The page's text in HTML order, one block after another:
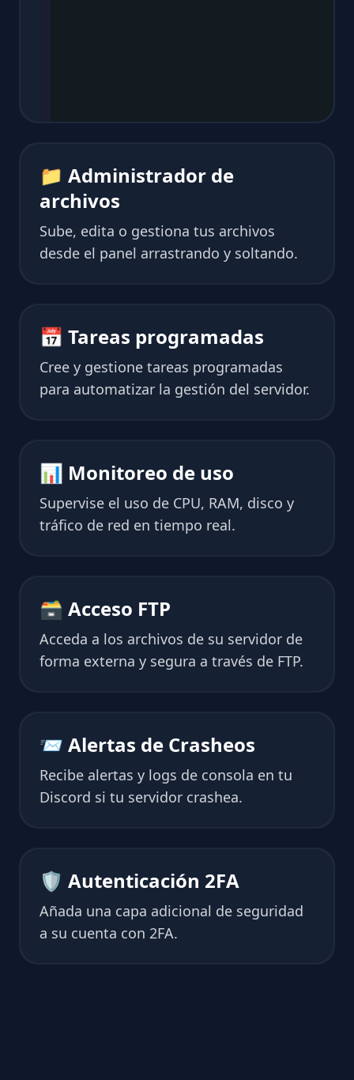
📁 Administrador de
archivos
Sube, edita o gestiona tus archivos
desde el panel arrastrando y soltando.
📅 Tareas programadas
Cree y gestione tareas programadas
para automatizar la gestión del servidor.
📊 Monitoreo de uso
Supervise el uso de CPU, RAM, disco y
tráfico de red en tiempo real.
🗃 Acceso FTP
Acceda a los archivos de su servidor de
forma externa y segura a través de FTP.
📨 Alertas de Crasheos
Recibe alertas y logs de consola en tu
Discord si tu servidor crashea.
🛡 Autenticación 2FA
Añada una capa adicional de seguridad
a su cuenta con 2FA.